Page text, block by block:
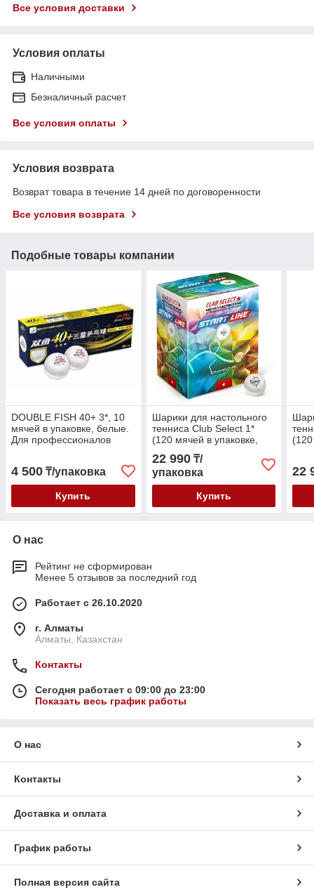
Все условия доставки
Условия оплаты
Наличными
Безналичный расчет
Все условия оплаты
Условия возврата
Возврат товара в течение 14 дней по договоренности
Все условия возврата
Подобные товары компании
DOUBLE FISH 40+ 3*, 10
мячей в упаковке, белые.
Для профессионалов
4 500 ₸/упаковка
Купить
Шарики для настольного
тенниса Club Select 1*
(120 мячей в упаковке,
22 990₸/
упаковка
Купить
22
О нас
Рейтинг не сформирован
Менее 5 отзывов за последний год
Работает с 26.10.2020
г. Алматы
Алматы, Казахстан
Контакты
Сегодня работает с 09:00 до 23:00
Показать весь график работы
О нас
Контакты
Доставка и оплата
График работы
Полная версия сайта